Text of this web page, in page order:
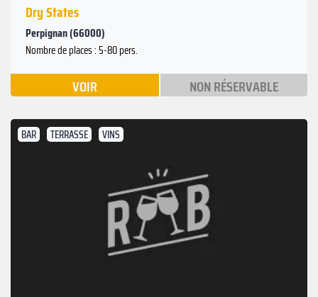
Dry States
Perpignan (66000)
Nombre de places : 5-80 pers.
VOIR NON RÉSERVABLE
BAR TERRASSE VINS